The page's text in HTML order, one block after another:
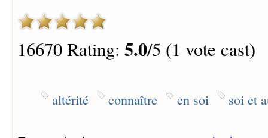
16670 Rating: 5.0/5 (1 vote cast)
altérité connaître en soi soi et